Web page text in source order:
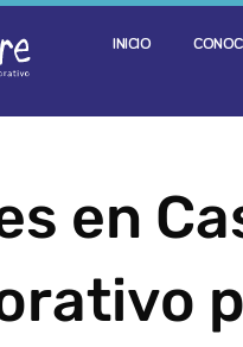
INICIO
en